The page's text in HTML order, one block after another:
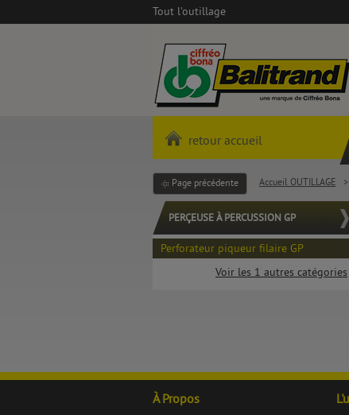
Tout l'outillage
retour accueil
Page précédente Accueil OUTILLAGE >
PERÇEUSE À PERCUSSION GP
Perforateur piqueur filaire GP
Voir les 1 autres catégories
À Propos